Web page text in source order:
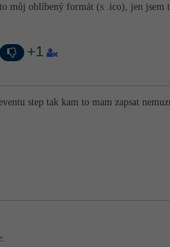
můj oblíbený formát (s .ico), jen jsem
+1
step tak kam to mam zapsat